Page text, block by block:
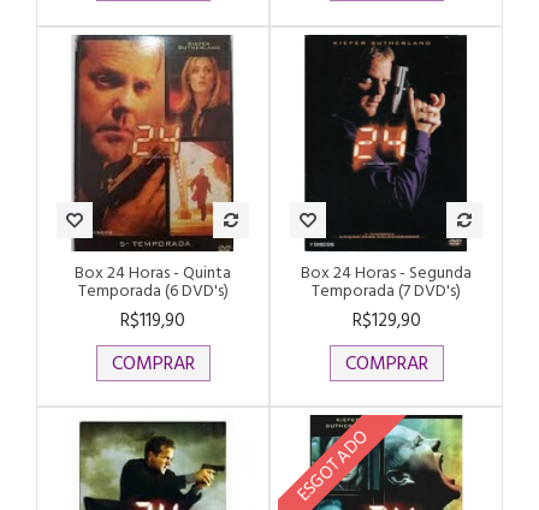
Box 24 Horas - Quinta
Temporada (6 DVD's)
R$119,90
COMPRAR
Box 24 Horas - Segunda
Temporada (7 DVD's)
R$129,90
COMPRAR
ESGOTADO